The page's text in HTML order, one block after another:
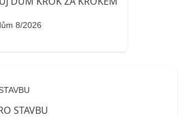
8/2026